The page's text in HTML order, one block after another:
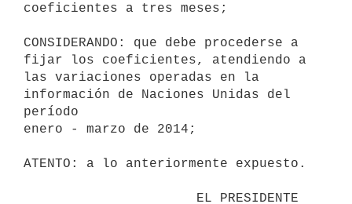
coeficientes a tres meses;
CONSIDERANDO: que debe procederse a
fijar los coeficientes, atendiendo a
las variaciones operadas en la
información de Naciones Unidas del
período
enero - marzo de 2014;
ATENTO: a lo anteriormente expuesto.